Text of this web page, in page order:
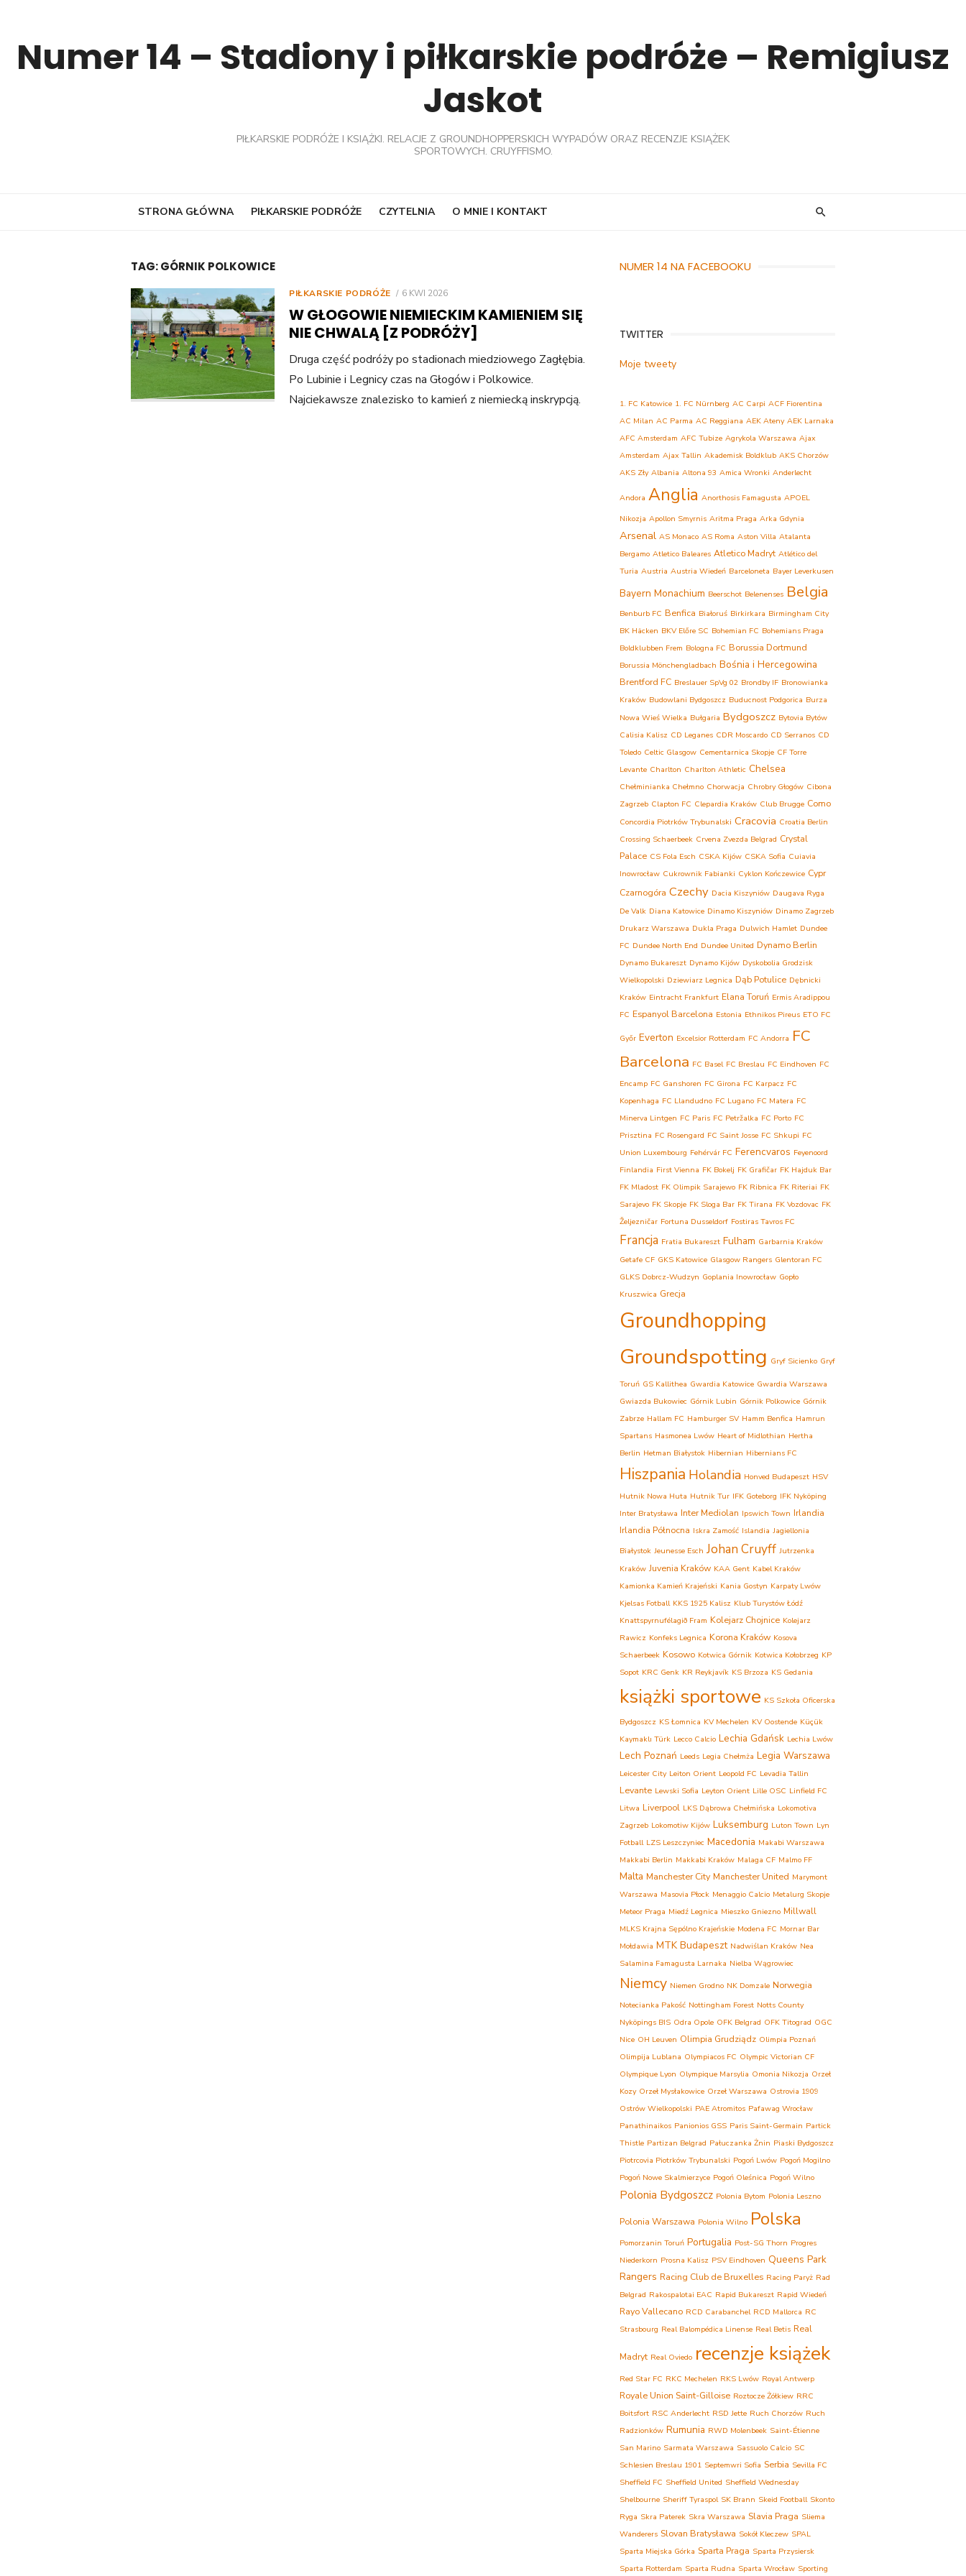
contentNumer 14 – Stadiony i piłkarskie podróże – Remigiusz
Jaskot
PIŁKARSKIE PODRÓŻE I KSIĄŻKI. RELACJE Z GROUNDHOPPERSKICH WYPADÓW ORAZ RECENZJE KSIĄŻEK
SPORTOWYCH. CRUYFFISMO.
STRONA GŁÓWNA PIŁKARSKIE PODRÓŻE CZYTELNIA O MNIE I KONTAKT
TAG:GÓRNIK POLKOWICE
PIŁKARSKIE PODRÓŻE
POSTED
6 KWI 2026
W GŁOGOWIE NIEMIECKIM KAMIENIEM SIĘ
NIE CHWALĄ [Z PODRÓŻY]
Druga część podróży po stadionach miedziowego Zagłębia.
Po Lubinie i Legnicy czas na Głogów i Polkowice.
Najciekawsze znalezisko to kamień z niemiecką inskrypcją.
NUMER 14 NA FACEBOOKU
TWITTER
Moje tweety
1. FC Katowice 1. FC Nürnberg AC Carpi ACF Fiorentina
AC Milan AC Parma AC Reggiana AEK Ateny AEK Larnaka
AFC Amsterdam AFC Tubize Agrykola Warszawa Ajax
Amsterdam Ajax Tallin Akademisk Boldklub AKS Chorzów
AKS Zły Albania Altona 93 Amica Wronki Anderlecht
Andora Anglia Anorthosis Famagusta APOEL
Nikozja Apollon Smyrnis Aritma Praga Arka Gdynia
Arsenal AS Monaco AS Roma Aston Villa Atalanta
Bergamo Atletico Baleares Atletico Madryt Atlético del
Turia Austria Austria Wiedeń Barceloneta Bayer Leverkusen
Bayern Monachium Beerschot Belenenses Belgia
Benburb FC Benfica Białoruś Birkirkara Birmingham City
BK Häcken BKV Előre SC Bohemian FC Bohemians Praga
Boldklubben Frem Bologna FC Borussia Dortmund
Borussia Mönchengladbach Bośnia i Hercegowina
Brentford FC Breslauer SpVg 02 Brondby IF Bronowianka
Kraków Budowlani Bydgoszcz Buducnost Podgorica Burza
Nowa Wieś Wielka Bułgaria Bydgoszcz Bytovia Bytów
Calisia Kalisz CD Leganes CDR Moscardo CD Serranos CD
Toledo Celtic Glasgow Cementarnica Skopje CF Torre
Levante Charlton Charlton Athletic Chelsea
Chełminianka Chełmno Chorwacja Chrobry Głogów Cibona
Zagrzeb Clapton FC Clepardia Kraków Club Brugge Como
Concordia Piotrków Trybunalski Cracovia Croatia Berlin
Crossing Schaerbeek Crvena Zvezda Belgrad Crystal
Palace CS Fola Esch CSKA Kijów CSKA Sofia Cuiavia
Inowrocław Cukrownik Fabianki Cyklon Kończewice Cypr
Czarnogóra Czechy Dacia Kiszyniów Daugava Ryga
De Valk Diana Katowice Dinamo Kiszyniów Dinamo Zagrzeb
Drukarz Warszawa Dukla Praga Dulwich Hamlet Dundee
FC Dundee North End Dundee United Dynamo Berlin
Dynamo Bukareszt Dynamo Kijów Dyskobolia Grodzisk
Wielkopolski Dziewiarz Legnica Dąb Potulice Dębnicki
Kraków Eintracht Frankfurt Elana Toruń Ermis Aradippou
FC Espanyol Barcelona Estonia Ethnikos Pireus ETO FC
Győr Everton Excelsior Rotterdam FC Andorra FC
Barcelona FC Basel FC Breslau FC Eindhoven FC
Encamp FC Ganshoren FC Girona FC Karpacz FC
Kopenhaga FC Llandudno FC Lugano FC Matera FC
Minerva Lintgen FC Paris FC Petržalka FC Porto FC
Prisztina FC Rosengard FC Saint Josse FC Shkupi FC
Union Luxembourg Fehérvár FC Ferencvaros Feyenoord
Finlandia First Vienna FK Bokelj FK Grafičar FK Hajduk Bar
FK Mladost FK Olimpik Sarajewo FK Ribnica FK Riteriai FK
Sarajevo FK Skopje FK Sloga Bar FK Tirana FK Vozdovac FK
Željezničar Fortuna Dusseldorf Fostiras Tavros FC
Francja Fratia Bukareszt Fulham Garbarnia Kraków
Getafe CF GKS Katowice Glasgow Rangers Glentoran FC
GLKS Dobrcz-Wudzyn Goplania Inowrocław Gopło
Kruszwica Grecja
Groundhopping
Groundspotting Gryf Sicienko Gryf
Toruń GS Kallithea Gwardia Katowice Gwardia Warszawa
Gwiazda Bukowiec Górnik Lubin Górnik Polkowice Górnik
Zabrze Hallam FC Hamburger SV Hamm Benfica Hamrun
Spartans Hasmonea Lwów Heart of Midlothian Hertha
Berlin Hetman Białystok Hibernian Hibernians FC
Hiszpania Holandia Honved Budapeszt HSV
Hutnik Nowa Huta Hutnik Tur IFK Goteborg IFK Nyköping
Inter Bratysława Inter Mediolan Ipswich Town Irlandia
Irlandia Północna Iskra Zamość Islandia Jagiellonia
Białystok Jeunesse Esch Johan Cruyff Jutrzenka
Kraków Juvenia Kraków KAA Gent Kabel Kraków
Kamionka Kamień Krajeński Kania Gostyn Karpaty Lwów
Kjelsas Fotball KKS 1925 Kalisz Klub Turystów Łódź
Knattspyrnufélagið Fram Kolejarz Chojnice Kolejarz
Rawicz Konfeks Legnica Korona Kraków Kosova
Schaerbeek Kosowo Kotwica Górnik Kotwica Kołobrzeg KP
Sopot KRC Genk KR Reykjavík KS Brzoza KS Gedania
książki sportowe KS Szkoła Oficerska
Bydgoszcz KS Łomnica KV Mechelen KV Oostende Küçük
Kaymaklı Türk Lecco Calcio Lechia Gdańsk Lechia Lwów
Lech Poznań Leeds Legia Chełmża Legia Warszawa
Leicester City Leiton Orient Leopold FC Levadia Tallin
Levante Lewski Sofia Leyton Orient Lille OSC Linfield FC
Litwa Liverpool LKS Dąbrowa Chełmińska Lokomotiva
Zagrzeb Lokomotiw Kijów Luksemburg Luton Town Lyn
Fotball LZS Leszczyniec Macedonia Makabi Warszawa
Makkabi Berlin Makkabi Kraków Malaga CF Malmo FF
Malta Manchester City Manchester United Marymont
Warszawa Masovia Płock Menaggio Calcio Metalurg Skopje
Meteor Praga Miedź Legnica Mieszko Gniezno Millwall
MLKS Krajna Sępólno Krajeńskie Modena FC Mornar Bar
Mołdawia MTK Budapeszt Nadwiślan Kraków Nea
Salamina Famagusta Larnaka Nielba Wągrowiec
Niemcy Niemen Grodno NK Domzale Norwegia
Notecianka Pakość Nottingham Forest Notts County
Nyköpings BIS Odra Opole OFK Belgrad OFK Titograd OGC
Nice OH Leuven Olimpia Grudziądz Olimpia Poznań
Olimpija Lublana Olympiacos FC Olympic Victorian CF
Olympique Lyon Olympique Marsylia Omonia Nikozja Orzeł
Kozy Orzeł Mysłakowice Orzeł Warszawa Ostrovia 1909
Ostrów Wielkopolski PAE Atromitos Pafawag Wrocław
Panathinaikos Panionios GSS Paris Saint-Germain Partick
Thistle Partizan Belgrad Pałuczanka Żnin Piaski Bydgoszcz
Piotrcovia Piotrków Trybunalski Pogoń Lwów Pogoń Mogilno
Pogoń Nowe Skalmierzyce Pogoń Oleśnica Pogoń Wilno
Polonia Bydgoszcz Polonia Bytom Polonia Leszno
Polonia Warszawa Polonia Wilno Polska
Pomorzanin Toruń Portugalia Post-SG Thorn Progres
Niederkorn Prosna Kalisz PSV Eindhoven Queens Park
Rangers Racing Club de Bruxelles Racing Paryż Rad
Belgrad Rakospalotai EAC Rapid Bukareszt Rapid Wiedeń
Rayo Vallecano RCD Carabanchel RCD Mallorca RC
Strasbourg Real Balompédica Linense Real Betis Real
Madryt Real Oviedo recenzje książek
Red Star FC RKC Mechelen RKS Lwów Royal Antwerp
Royale Union Saint-Gilloise Roztocze Żółkiew RRC
Boitsfort RSC Anderlecht RSD Jette Ruch Chorzów Ruch
Radzionków Rumunia RWD Molenbeek Saint-Étienne
San Marino Sarmata Warszawa Sassuolo Calcio SC
Schlesien Breslau 1901 Septemwri Sofia Serbia Sevilla FC
Sheffield FC Sheffield United Sheffield Wednesday
Shelbourne Sheriff Tyraspol SK Brann Skeid Football Skonto
Ryga Skra Paterek Skra Warszawa Slavia Praga Sliema
Wanderers Slovan Bratysława Sokół Kleczew SPAL
Sparta Miejska Górka Sparta Praga Sparta Przysiersk
Sparta Rotterdam Sparta Rudna Sparta Wrocław Sporting